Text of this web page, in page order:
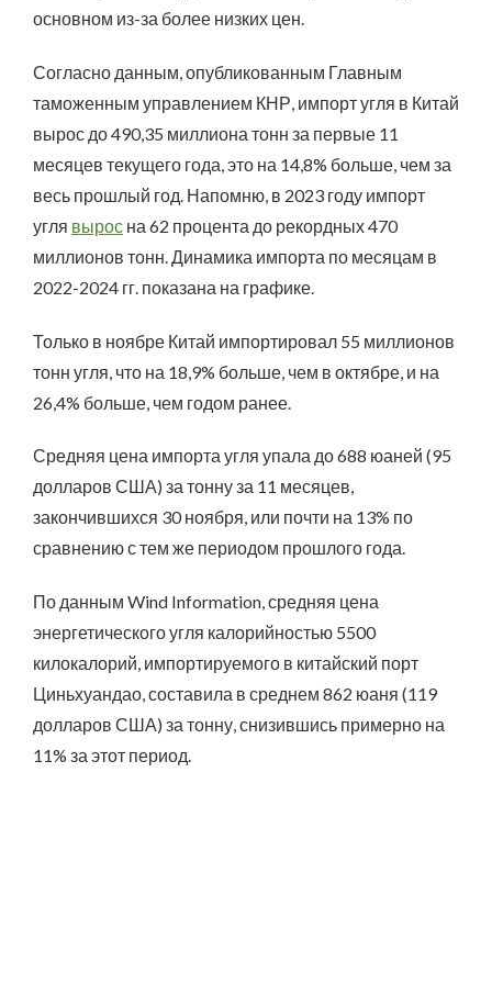
основном из-за более низких цен.
Согласно данным, опубликованным Главным
таможенным управлением КНР, импорт угля в Китай
вырос до 490,35 миллиона тонн за первые 11
месяцев текущего года, это на 14,8% больше, чем за
весь прошлый год. Напомню, в 2023 году импорт
угля вырос на 62 процента до рекордных 470
миллионов тонн. Динамика импорта по месяцам в
2022-2024 гг. показана на графике.
Только в ноябре Китай импортировал 55 миллионов
тонн угля, что на 18,9% больше, чем в октябре, и на
26,4% больше, чем годом ранее.
Средняя цена импорта угля упала до 688 юаней (95
долларов США) за тонну за 11 месяцев,
закончившихся 30 ноября, или почти на 13% по
сравнению с тем же периодом прошлого года.
По данным Wind Information, средняя цена
энергетического угля калорийностью 5500
килокалорий, импортируемого в китайский порт
Циньхуандао, составила в среднем 862 юаня (119
долларов США) за тонну, снизившись примерно на
11% за этот период.